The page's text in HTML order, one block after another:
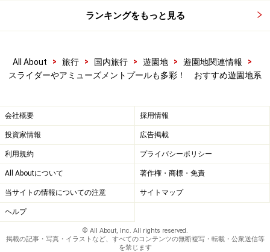
ランキングをもっと見る
All About > 旅行 > 国内旅行 > 遊園地 > 遊園地関連情報
>
スライダーやアミューズメントプールも多彩！ おすすめ遊園地系
会社概要 採用情報
投資家情報 広告掲載
利用規約 プライバシーポリシー
All Aboutについて 著作権・商標・免責
当サイトの情報についての注意 サイトマップ
ヘルプ
© All About, Inc. All rights reserved.
掲載の記事・写真・イラストなど、すべてのコンテンツの無断複写・転載・公衆送信等
を禁じます